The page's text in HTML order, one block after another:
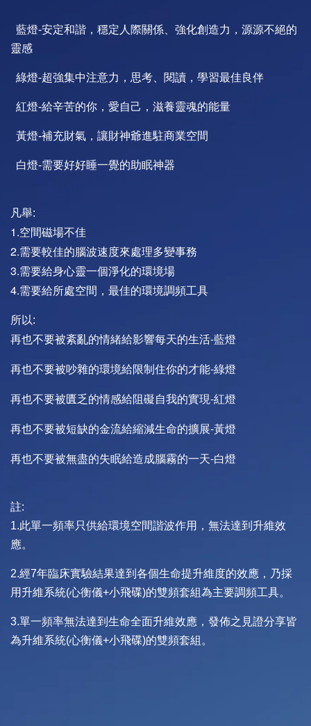
藍燈-安定和諧，穩定人際關係、強化創造力，源源不絕的
靈感
綠燈-超強集中注意力，思考、閱讀，學習最佳良伴
紅燈-給辛苦的你，愛自己，滋養靈魂的能量
黃燈-補充財氣，讓財神爺進駐商業空間
白燈-需要好好睡一覺的助眠神器
凡舉:
1.空間磁場不佳
2.需要較佳的腦波速度來處理多變事務
3.需要給身心靈一個淨化的環境場
4.需要給所處空間，最佳的環境調頻工具
所以:
再也不要被紊亂的情緒給影響每天的生活-藍燈
再也不要被吵雜的環境給限制住你的才能-綠燈
再也不要被匱乏的情感給阻礙自我的實現-紅燈
再也不要被短缺的金流給縮減生命的擴展-黃燈
再也不要被無盡的失眠給造成腦霧的一天-白燈
註:
1.此單一頻率只供給環境空間諧波作用，無法達到升維效
應。
2.經7年臨床實驗結果達到各個生命提升維度的效應，乃採
用升維系統(心衡儀+小飛碟)的雙頻套組為主要調頻工具。
3.單一頻率無法達到生命全面升維效應，發佈之見證分享皆
為升維系統(心衡儀+小飛碟)的雙頻套組。